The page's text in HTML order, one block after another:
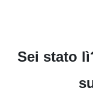
Sei stato